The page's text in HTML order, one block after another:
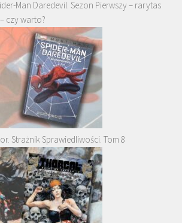
Man Daredevil. Sezon Pierwszy – rarytas
czy warto?
Strażnik Sprawiedliwości. Tom 8